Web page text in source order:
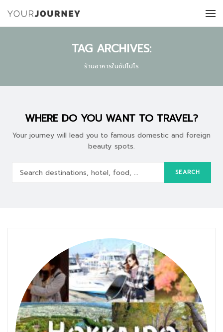
TAG ARCHIVES:
ร้านอาหารในซัปโปโร
WHERE DO YOU WANT TO TRAVEL?
Your journey will lead you to famous domestic and foreign
beauty spots.